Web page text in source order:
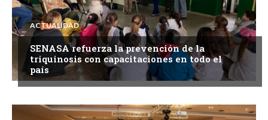
ACTUALIDAD
SENASA refuerza la prevención de la
triquinosis con capacitaciones en todo el
país